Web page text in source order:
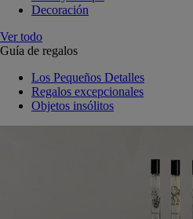
Decoración
Ver todo
Guía de regalos
Los Pequeños Detalles
Regalos excepcionales
Objetos insólitos